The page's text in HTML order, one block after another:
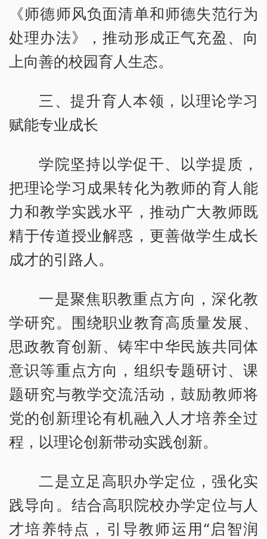
《师德师风负面清单和师德失范行为
处理办法》，推动形成正气充盈、向
上向善的校园育人生态。
三、提升育人本领，以理论学习
赋能专业成长
学院坚持以学促干、以学提质，
把理论学习成果转化为教师的育人能
力和教学实践水平，推动广大教师既
精于传道授业解惑，更善做学生成长
成才的引路人。
一是聚焦职教重点方向，深化教
学研究。围绕职业教育高质量发展、
思政教育创新、铸牢中华民族共同体
意识等重点方向，组织专题研讨、课
题研究与教学交流活动，鼓励教师将
党的创新理论有机融入人才培养全过
程，以理论创新带动实践创新。
二是立足高职办学定位，强化实
践导向。结合高职院校办学定位与人
才培养特点，引导教师运用“启智润